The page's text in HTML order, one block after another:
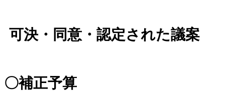
可決・同意・認定された議案
〇補正予算